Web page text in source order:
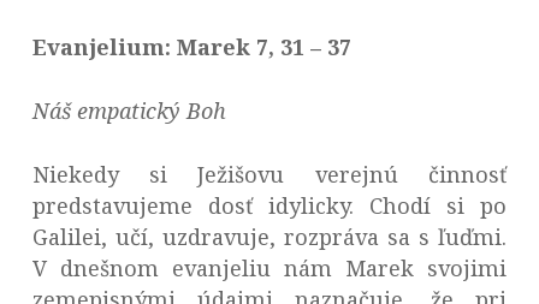
Evanjelium: Marek 7, 31 – 37
Náš empatický Boh
Niekedy si Ježišovu verejnú činnosť
predstavujeme dosť idylicky. Chodí si po
Galilei, učí, uzdravuje, rozpráva sa s ľuďmi.
V dnešnom evanjeliu nám Marek svojimi